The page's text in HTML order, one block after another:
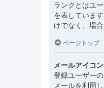
ランクとはユ
を表していま
けでなく、場
ページトップ
メールアイコ
登録ユーザー
メールを利用